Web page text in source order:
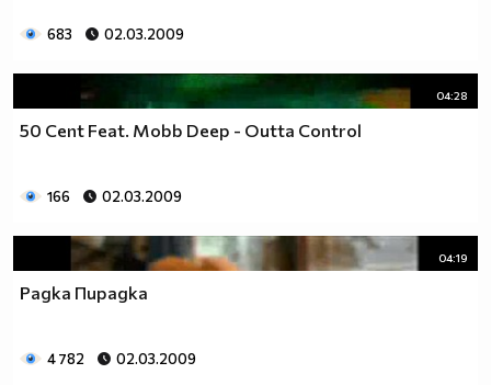
683 02.03.2009
04:28
50 Cent Feat. Mobb Deep - Outta Control
166 02.03.2009
04:19
Радка Пирадка
4 782 02.03.2009